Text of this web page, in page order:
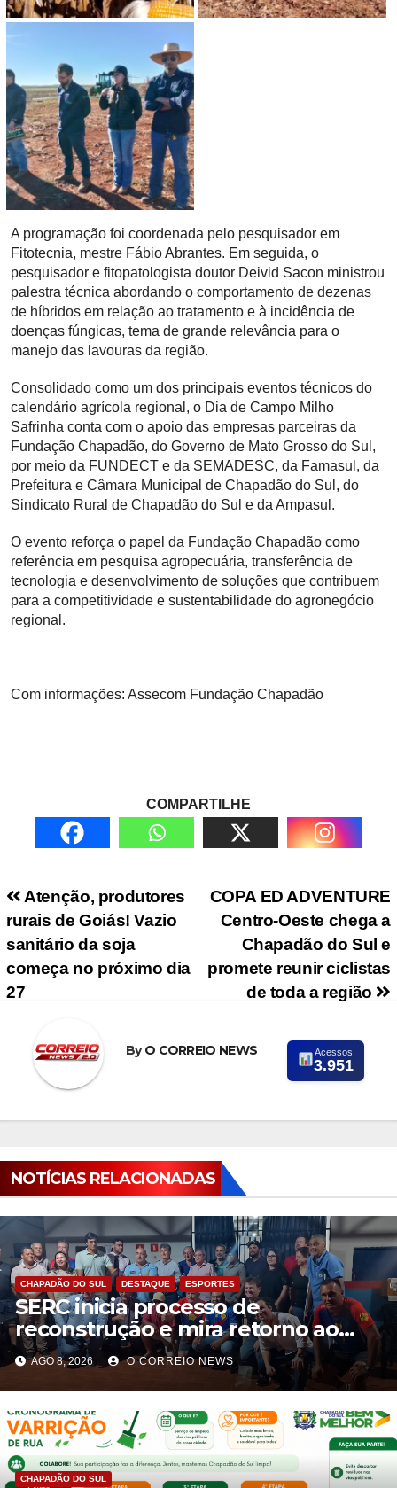
A programação foi coordenada pelo pesquisador em
Fitotecnia, mestre Fábio Abrantes. Em seguida, o
pesquisador e fitopatologista doutor Deivid Sacon ministrou
palestra técnica abordando o comportamento de dezenas
de híbridos em relação ao tratamento e à incidência de
doenças fúngicas, tema de grande relevância para o
manejo das lavouras da região.
Consolidado como um dos principais eventos técnicos do
calendário agrícola regional, o Dia de Campo Milho
Safrinha conta com o apoio das empresas parceiras da
Fundação Chapadão, do Governo de Mato Grosso do Sul,
por meio da FUNDECT e da SEMADESC, da Famasul, da
Prefeitura e Câmara Municipal de Chapadão do Sul, do
Sindicato Rural de Chapadão do Sul e da Ampasul.
O evento reforça o papel da Fundação Chapadão como
referência em pesquisa agropecuária, transferência de
tecnologia e desenvolvimento de soluções que contribuem
para a competitividade e sustentabilidade do agronegócio
regional.
Com informações: Assecom Fundação Chapadão
COMPARTILHE
Navegação de PostCOPA ED ADVENTURE
Centro-Oeste chega a
Chapadão do Sul e
promete reunir ciclistas
de toda a região
Atenção, produtores
rurais de Goiás! Vazio
sanitário da soja
começa no próximo dia
27
ByO CORREIO NEWS Acessos
3.951
NOTÍCIAS RELACIONADAS
CHAPADÃO DO SUL DESTAQUE ESPORTES
SERC inicia processo de
reconstrução e mira retorno ao
futebol profissional em Chapadão
do Sul
AGO 8, 2026 O CORREIO NEWS
CHAPADÃO DO SUL